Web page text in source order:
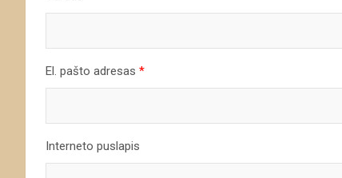
El. pašto adresas *
Interneto puslapis